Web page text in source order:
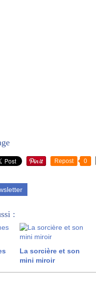
Repost 0
:
La sorcière et son
mini miroir